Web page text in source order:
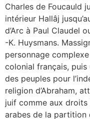
Charles de Foucauld
intérieur Hallâj
d’Arc à Paul Claudel
-K. Huysmans.
personnage
colonial français, puis
des peuples pour
religion d’Abraham,
juif comme aux
arabes de la partition